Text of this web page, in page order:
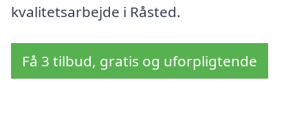
kvalitetsarbejde i Råsted.
Få 3 tilbud, gratis og uforpligtende